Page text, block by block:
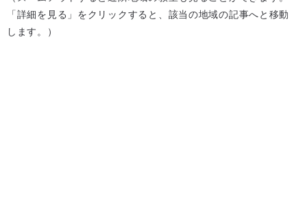
「詳細を見る」をクリックすると、該当の地域の記事へと移動
します。）